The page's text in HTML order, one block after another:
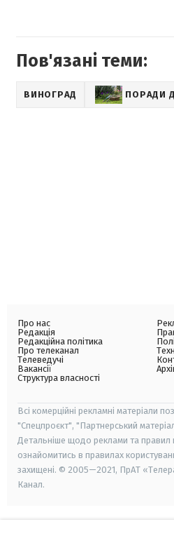
Пов'язані теми:
ВИНОГРАД ПОРАДИ
Про нас
Редакція
Редакційна політика
Про телеканал
Телеведучі
Вакансії
Структура власності
Всі комерційні рекламні матеріали
"Спецпроєкт", "Партнерський
Детальніше щодо реклами та правил
ознайомитись в правилах
захищені. © 2005—2021, ПрАТ
Канал.